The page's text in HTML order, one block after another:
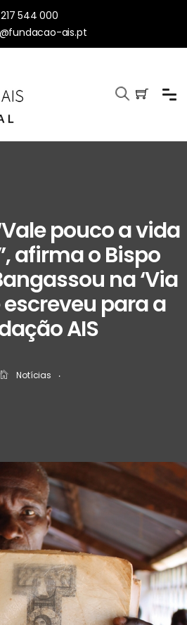
217 544 000
ais.pt
pouco a vida
afirma o Bispo
na ‘Via
escreveu para a
AIS
Notícias ‧